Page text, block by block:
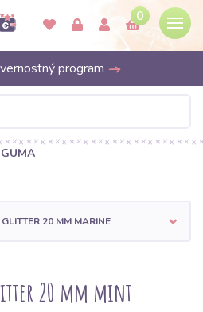
0
program
20 MM MARINE
20 mm mint